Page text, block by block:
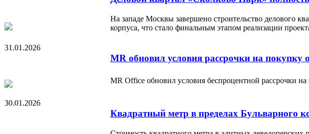
На западе Москвы завершено строительство делового
корпуса, что стало финальным этапом реализации
31.01.2026
MR обновил условия рассрочки на покупку
MR Office обновил условия беспроцентной рассрочки
30.01.2026
Квадратный метр в пределах Бульварного